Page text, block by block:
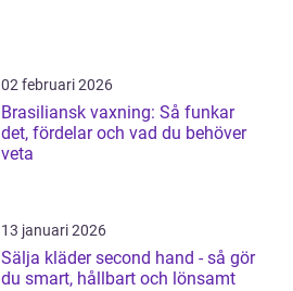
02 februari 2026
Brasiliansk vaxning: Så funkar
det, fördelar och vad du behöver
veta
13 januari 2026
Sälja kläder second hand - så gör
du smart, hållbart och lönsamt